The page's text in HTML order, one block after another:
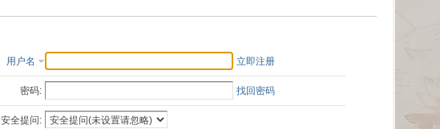
用户名 立即注册
密码: 找回密码
安全提问: